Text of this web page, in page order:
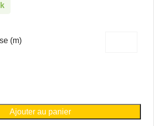
(m)
Ajouter au panier